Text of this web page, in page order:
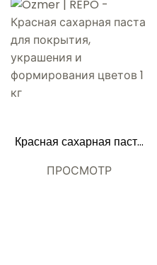
Красная сахарная паста
и формирования цветов 1
кг
ПРОСМОТР